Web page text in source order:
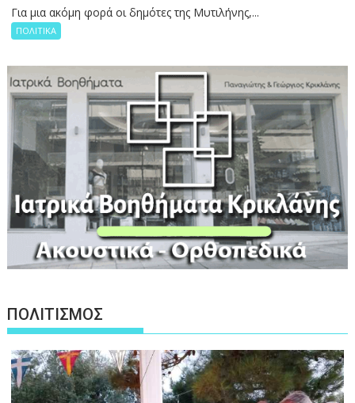
Για μια ακόμη φορά οι δημότες της Μυτιλήνης,...
ΠΟΛΙΤΙΚΑ
ΠΟΛΙΤΙΣΜΟΣ